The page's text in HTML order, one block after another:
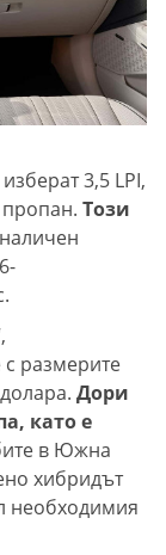
3,5 LPI,
Този
с размерите
Дори
като е
в Южна
хибридът
необходимия